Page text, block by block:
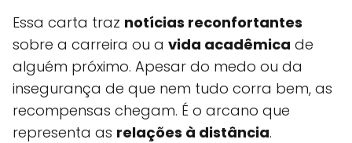
Essa carta traz notícias reconfortantes
sobre a carreira ou a vida acadêmica de
alguém próximo. Apesar do medo ou da
insegurança de que nem tudo corra bem, as
recompensas chegam. É o arcano que
representa as relações à distância.